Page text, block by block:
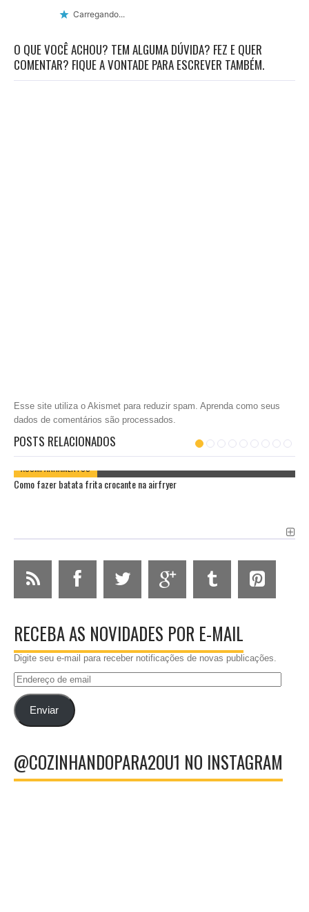
Carregando...
O QUE VOCÊ ACHOU? TEM ALGUMA DÚVIDA? FEZ E QUER
COMENTAR? FIQUE A VONTADE PARA ESCREVER TAMBÉM.
Esse site utiliza o Akismet para reduzir spam. Aprenda como seus
dados de comentários são processados.
POSTS RELACIONADOS
ACOMPANHAMENTOS
Como fazer batata frita crocante na airfryer
RECEBA AS NOVIDADES POR E-MAIL
Digite seu e-mail para receber notificações de novas publicações.
Endereço
emailEnviar
@COZINHANDOPARA2OU1 NO INSTAGRAM